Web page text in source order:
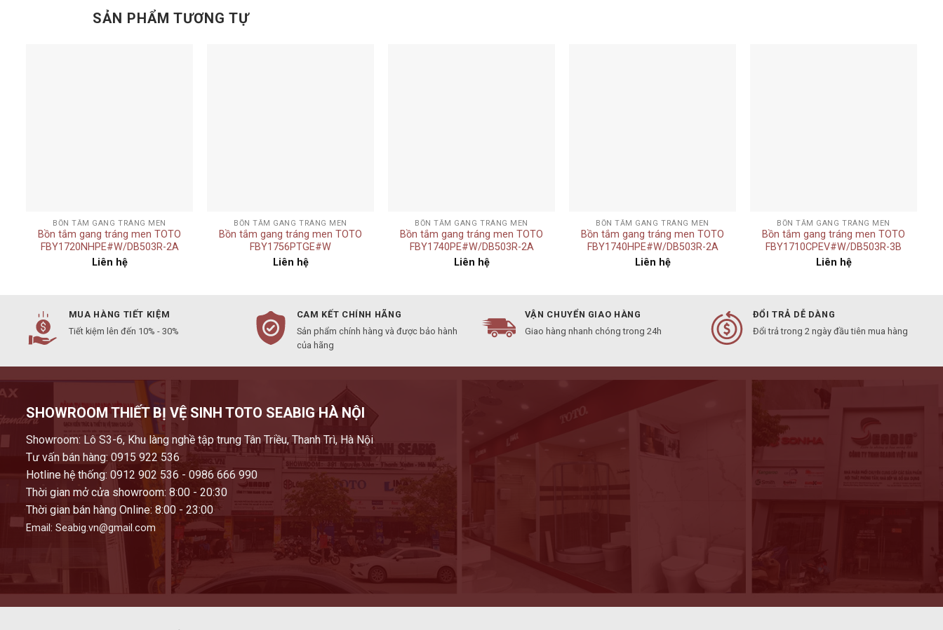
SẢN PHẨM TƯƠNG TỰ
BỒN TẮM GANG TRÁNG MEN
Bồn tắm gang tráng men TOTO
FBY1720NHPE#W/DB503R-2A
Liên hệ
BỒN TẮM GANG TRÁNG MEN
Bồn tắm gang tráng men TOTO
FBY1756PTGE#W
Liên hệ
BỒN TẮM GANG TRÁNG MEN
Bồn tắm gang tráng men TOTO
FBY1740PE#W/DB503R-2A
Liên hệ
BỒN TẮM GANG TRÁNG MEN
Bồn tắm gang tráng men TOTO
FBY1740HPE#W/DB503R-2A
Liên hệ
BỒN TẮM GANG TRÁNG MEN
Bồn tắm gang tráng men TOTO
FBY1710CPEV#W/DB503R-3B
Liên hệ
MUA HÀNG TIẾT KIỆM
Tiết kiệm lên đến 10% - 30%
CAM KẾT CHÍNH HÃNG
Sản phẩm chính hàng và được bảo hành
của hãng
VẬN CHUYỂN GIAO HÀNG
Giao hàng nhanh chóng trong 24h
ĐỔI TRẢ DỄ DÀNG
Đổi trả trong 2 ngày đầu tiên mua hàng
SHOWROOM THIẾT BỊ VỆ SINH TOTO SEABIG HÀ NỘI
Showroom: Lô S3-6, Khu làng nghề tập trung Tân Triều, Thanh Trì, Hà Nội
Tư vấn bán hàng: 0915 922 536
Hotline hệ thống: 0912 902 536 - 0986 666 990
Thời gian mở cửa showroom: 8:00 - 20:30
Thời gian bán hàng Online: 8:00 - 23:00
Email: Seabig.vn@gmail.com